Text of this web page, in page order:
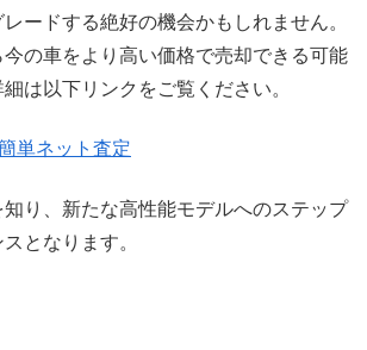
ードする絶好の機会かもしれません。
の車をより高い価格で売却できる可能
は以下リンクをご覧ください。
単ネット査定
り、新たな高性能モデルへのステップ
となります。